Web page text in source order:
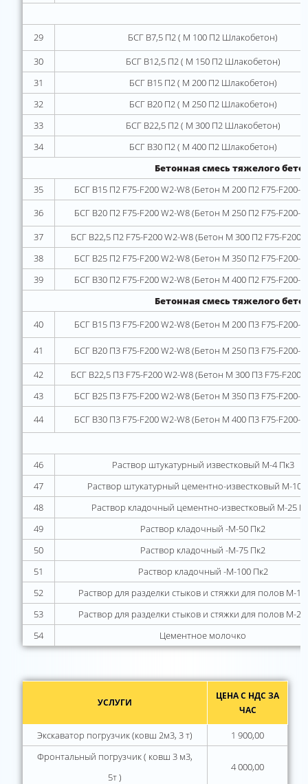
29
БСГ В7,5 П2 ( М 100 П2 Шлакобетон)
30
БСГ В12,5 П2 ( М 150 П2 Шлакобетон)
31
БСГ В15 П2 ( М 200 П2 Шлакобетон)
32
БСГ В20 П2 ( М 250 П2 Шлакобетон)
33
БСГ В22,5 П2 ( М 300 П2 Шлакобетон)
34
БСГ В30 П2 ( М 400 П2 Шлакобетон)
Бетонная смесь тяжелого
35
БСГ В15 П2 F75-F200 W2-W8 (Бетон М 200 П2 F75-F200-
36
БСГ В20 П2 F75-F200 W2-W8 (Бетон М 250 П2 F75-F200-
37
БСГ В22,5 П2 F75-F200 W2-W8 (Бетон М 300 П2 F75-F200-
38
БСГ В25 П2 F75-F200 W2-W8 (Бетон М 350 П2 F75-F200-
39
БСГ В30 П2 F75-F200 W2-W8 (Бетон М 400 П2 F75-F200-
Бетонная смесь тяжелого
40
БСГ В15 П3 F75-F200 W2-W8 (Бетон М 200 П3 F75-F200-
41
БСГ В20 П3 F75-F200 W2-W8 (Бетон М 250 П3 F75-F200-
42
БСГ В22,5 П3 F75-F200 W2-W8 (Бетон М 300 П3 F75-F200-
43
БСГ В25 П3 F75-F200 W2-W8 (Бетон М 350 П3 F75-F200-
44
БСГ В30 П3 F75-F200 W2-W8 (Бетон М 400 П3 F75-F200-
46
Раствор штукатурный известковый М-4 Пк3
47
Раствор штукатурный цементно-известковый М-10
48
Раствор кладочный цементно-известковый М-25
49
Раствор кладочный -М-50 Пк2
50
Раствор кладочный -М-75 Пк2
51
Раствор кладочный -М-100 Пк2
52
Раствор для разделки стыков и стяжки для полов М-
53
Раствор для разделки стыков и стяжки для полов М-
54
Цементное молочко
УСЛУГИ
ЦЕНА С НДС ЗА
ЧАС
Экскаватор погрузчик (ковш 2м3, 3 т)
1 900,00
Фронтальный погрузчик ( ковш 3 м3,
5т )
4 000,00